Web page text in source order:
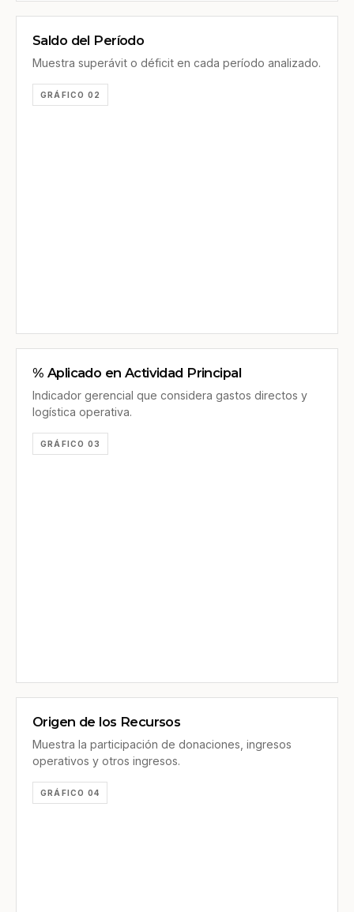
Saldo del Período
Muestra superávit o déficit en cada período analizado.
GRÁFICO 02
% Aplicado en Actividad Principal
Indicador gerencial que considera gastos directos y
logística operativa.
GRÁFICO 03
Origen de los Recursos
Muestra la participación de donaciones, ingresos
operativos y otros ingresos.
GRÁFICO 04